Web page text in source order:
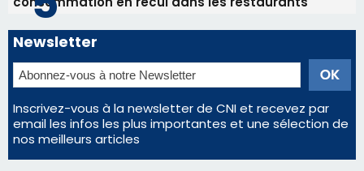
Régie publicitaire
Mentions légales
Nous contacter